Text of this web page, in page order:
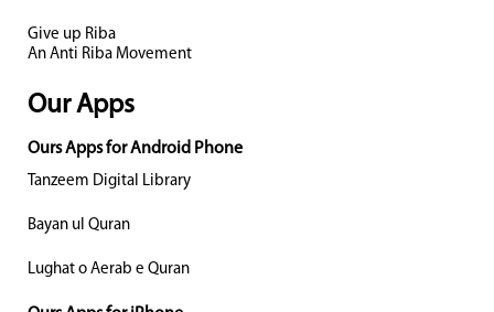
Give up Riba
An Anti Riba Movement
Our Apps
Ours Apps for Android Phone
Tanzeem Digital Library
Bayan ul Quran
Lughat o Aerab e Quran